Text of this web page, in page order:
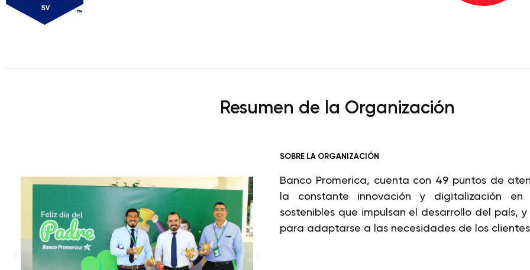
Resumen de la Organización
SOBRE LA ORGANIZACIÓN
Banco Promerica, cuenta con 49 puntos de
la constante innovación y digitalización en
sostenibles que impulsan el desarrollo del país,
para adaptarse a las necesidades de los